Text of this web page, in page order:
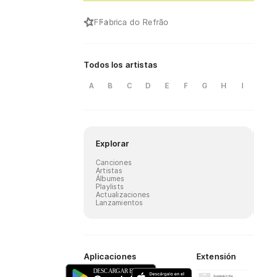
FFabrica do Refrão
Todos los artistas
A B C D E F G H I
Explorar
Canciones
Artistas
Álbumes
Playlists
Actualizaciones
Lanzamientos
Aplicaciones Extensión